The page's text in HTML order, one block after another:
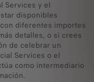
Services y el
disponibles
diferentes importes
detalles, o si crees
de celebrar un
Services o el
como intermediario